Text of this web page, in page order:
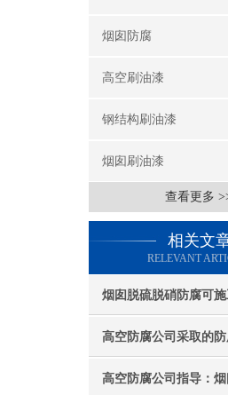
烟囱防腐
高空刷油漆
钢结构刷油漆
烟囱刷油漆
查看更多
相关文
RELEVANT